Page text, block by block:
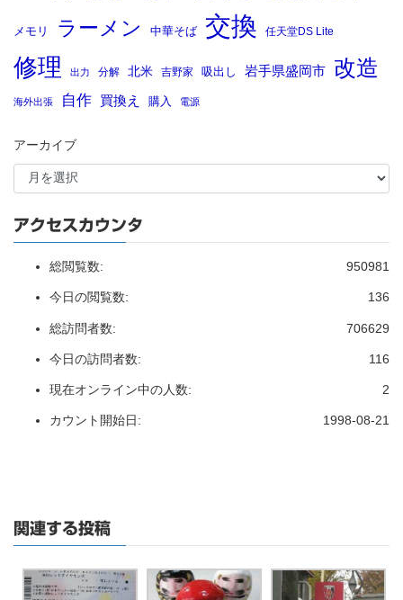
メモリ ラーメン 中華そば 交換 任天堂DS Lite
修理 出力 分解 北米 吉野家 吸出し 岩手県盛岡市 改造
海外出張 自作 買換え 購入 電源
アーカイブ
アクセスカウンタ
950981
総閲覧数:
136
今日の閲覧数:
706629
総訪問者数:
116
今日の訪問者数:
2
現在オンライン中の人数:
1998-08-21
カウント開始日:
関連する投稿